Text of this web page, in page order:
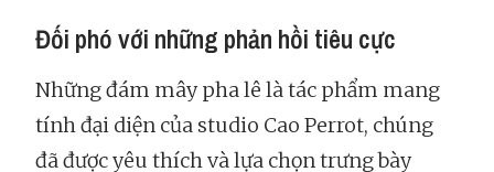
Đối phó với những phản hồi tiêu cực
Những đám mây pha lê là tác phẩm mang
tính đại diện của studio Cao Perrot, chúng
đã được yêu thích và lựa chọn trưng bày